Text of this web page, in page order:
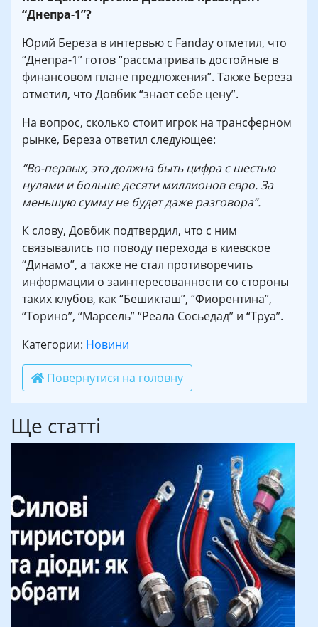
“Днепра-1”?
Юрий Береза ​​в интервью с Fanday отметил, что
“Днепра-1” готов “рассматривать достойные в
финансовом плане предложения”. Также Береза ​​
отметил, что Довбик “знает себе цену”.
На вопрос, сколько стоит игрок на трансферном
рынке, Береза ​​ответил следующее:
“Во-первых, это должна быть цифра с шестью
нулями и больше десяти миллионов евро. За
меньшую сумму не будет даже разговора”.
К слову, Довбик подтвердил, что с ним
связывались по поводу перехода в киевское
“Динамо”, а также не стал противоречить
информации о заинтересованности со стороны
таких клубов, как “Бешикташ”, “Фиорентина”,
“Торино”, “Марсель” “Реала Сосьедад” и “Труа”.
Категории: Новини
Повернутися на головну
Ще статті